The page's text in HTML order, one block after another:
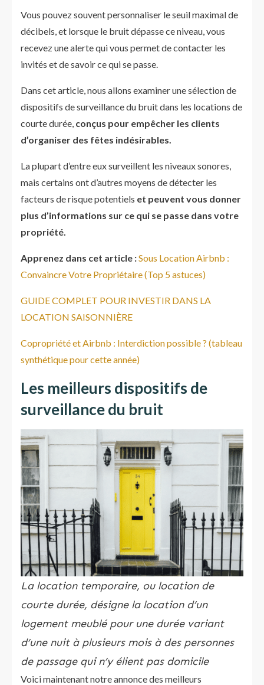
Vous pouvez souvent personnaliser le seuil maximal de
décibels, et lorsque le bruit dépasse ce niveau, vous
recevez une alerte qui vous permet de contacter les
invités et de savoir ce qui se passe.
Dans cet article, nous allons examiner une sélection de
dispositifs de surveillance du bruit dans les locations de
courte durée, conçus pour empêcher les clients
d’organiser des fêtes indésirables.
La plupart d’entre eux surveillent les niveaux sonores,
mais certains ont d’autres moyens de détecter les
facteurs de risque potentiels et peuvent vous donner
plus d’informations sur ce qui se passe dans votre
propriété.
Apprenez dans cet article :Sous Location Airbnb :
Convaincre Votre Propriétaire (Top 5 astuces)
GUIDE COMPLET POUR INVESTIR DANS LA
LOCATION SAISONNIÈRE
Copropriété et Airbnb : Interdiction possible ? (tableau
synthétique pour cette année)
Les meilleurs dispositifs de
surveillance du bruit
La location temporaire, ou location de
courte durée, désigne la location d’un
logement meublé pour une durée variant
d’une nuit à plusieurs mois à des personnes
de passage qui n’y élient pas domicile
Voici maintenant notre annonce des meilleurs